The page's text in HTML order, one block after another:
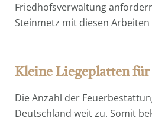
Friedhofsverwaltung
Steinmetz mit diesen
Kleine Liegeplatten für
Die Anzahl der
Deutschland weit zu. Somit